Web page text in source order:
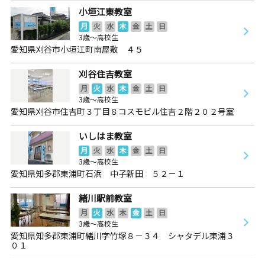
小垣江東教室
月 火 水 木 金 土
日
3歳～高校生
愛知県刈谷市小垣江町南屋敷 ４５
刈谷住吉教室
月 火 水 木 金 土
日
3歳～高校生
愛知県刈谷市住吉町３丁目８コスモビル住吉２階２０２号室
いしはま教室
月 火 水 木 金 土
日
3歳～高校生
愛知県知多郡東浦町石浜 中子新田 ５２－１
緒川駅前教室
月 火 水 木 金 土
日
3歳～高校生
愛知県知多郡東浦町緒川字竹塚８－３４ シャタデル東浦３
０１